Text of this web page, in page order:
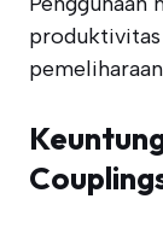
produktivitas